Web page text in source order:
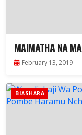
MAIMATHA NA
February 13, 2019
BIASHARA